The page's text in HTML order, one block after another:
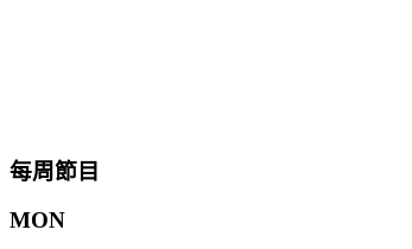
每周節目
MON